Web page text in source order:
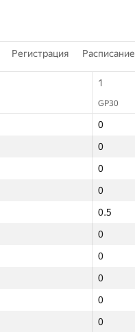
Регистрация Расписание
1
GP30
0
0
0
0
0.5
0
0
0
0
0